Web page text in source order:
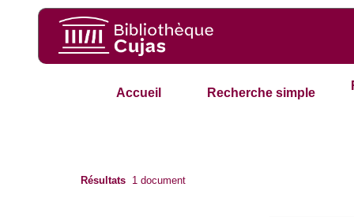
Accueil Recherche simple
Résultats 1 document